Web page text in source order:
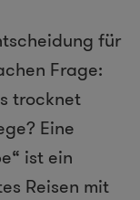
für
Frage:
trocknet
Eine
ist ein
Reisen mit